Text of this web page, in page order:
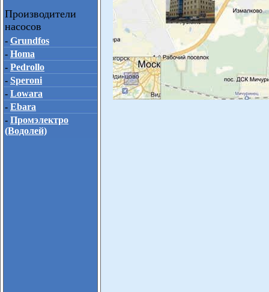
Производители
насосов
- Grundfos
- Homa
- Pedrollo
- Speroni
- Lowara
- Ebara
- Промэлектро
(Водолей)